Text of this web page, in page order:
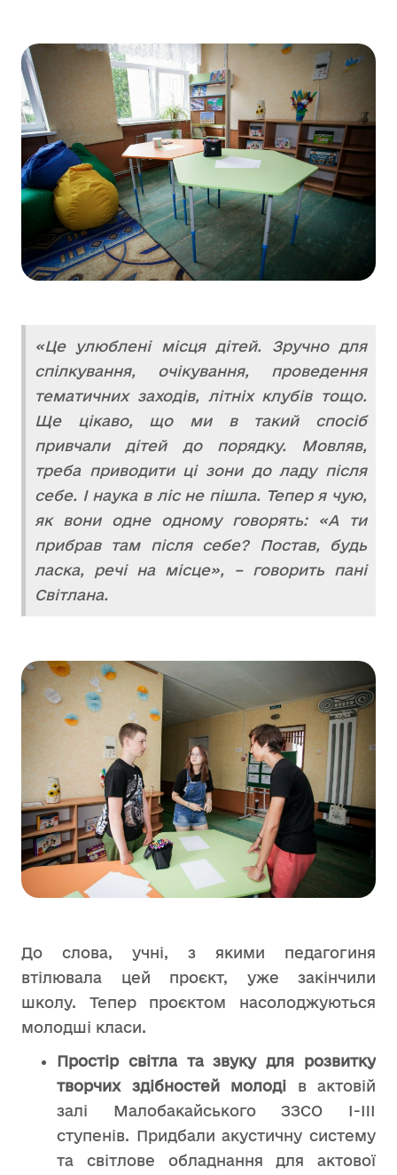
«Це улюблені місця дітей. Зручно для
спілкування, очікування, проведення
тематичних заходів, літніх клубів тощо.
Ще цікаво, що ми в такий спосіб
привчали дітей до порядку. Мовляв,
треба приводити ці зони до ладу після
себе. І наука в ліс не пішла. Тепер я чую,
як вони одне одному говорять: «А ти
прибрав там після себе? Постав, будь
ласка, речі на місце», – говорить пані
Світлана.
До слова, учні, з якими педагогиня
втілювала цей проєкт, уже закінчили
школу. Тепер проєктом насолоджуються
молодші класи.
Простір світла та звуку для розвитку
творчих здібностей молоді в актовій
залі Малобакайського ЗЗСО І-III
ступенів. Придбали акустичну систему
та світлове обладнання для актової